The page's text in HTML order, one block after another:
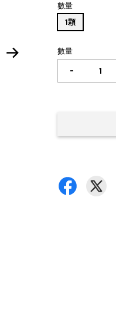
數量
1顆
數量
-